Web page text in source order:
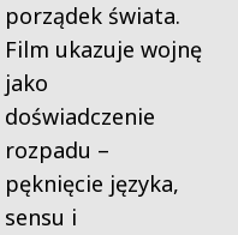
porządek świata.
Film ukazuje wojnę
jako
doświadczenie
rozpadu –
pęknięcie języka,
sensu i